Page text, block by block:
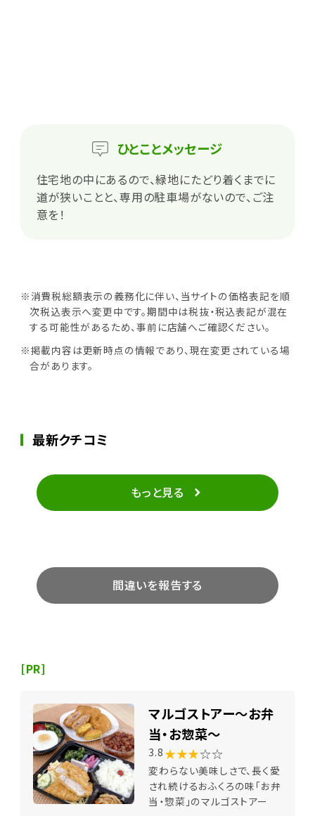
ひとことメッセージ
住宅地の中にあるので、緑地にたどり着くまでに
道が狭いことと、専用の駐車場がないので、ご注
意を！
※消費税総額表示の義務化に伴い、当サイトの価格表記を順
次税込表示へ変更中です。期間中は税抜・税込表記が混在
する可能性があるため、事前に店舗へご確認ください。
※掲載内容は更新時点の情報であり、現在変更されている場
合があります。
最新クチコミ
もっと見る
間違いを報告する
[PR]
マルゴストアー～お弁
当・お惣菜～
3.8 ★★★☆☆
変わらない美味しさで、長く愛
され続けるおふくろの味「お弁
当・惣菜」のマルゴストアー